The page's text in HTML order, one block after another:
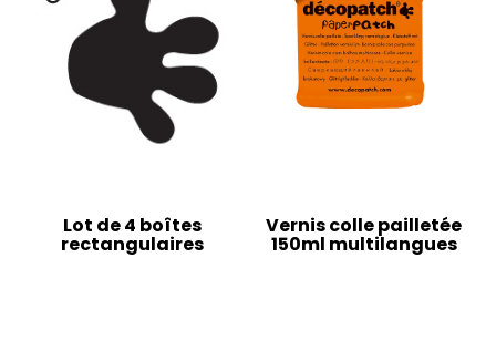
Lot de 4 boîtes
rectangulaires
Vernis colle pailletée
150ml multilangues